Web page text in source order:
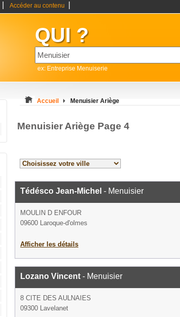
Accéder au contenu
QUI ?
ex: Entreprise Menuiserie
Accueil Menuisier Ariège
Menuisier Ariège Page 4
Tédésco Jean-Michel - Menuisier
MOULIN D ENFOUR
09600 Laroque-d'olmes
Afficher les détails
Lozano Vincent - Menuisier
8 CITE DES AULNAIES
09300 Lavelanet